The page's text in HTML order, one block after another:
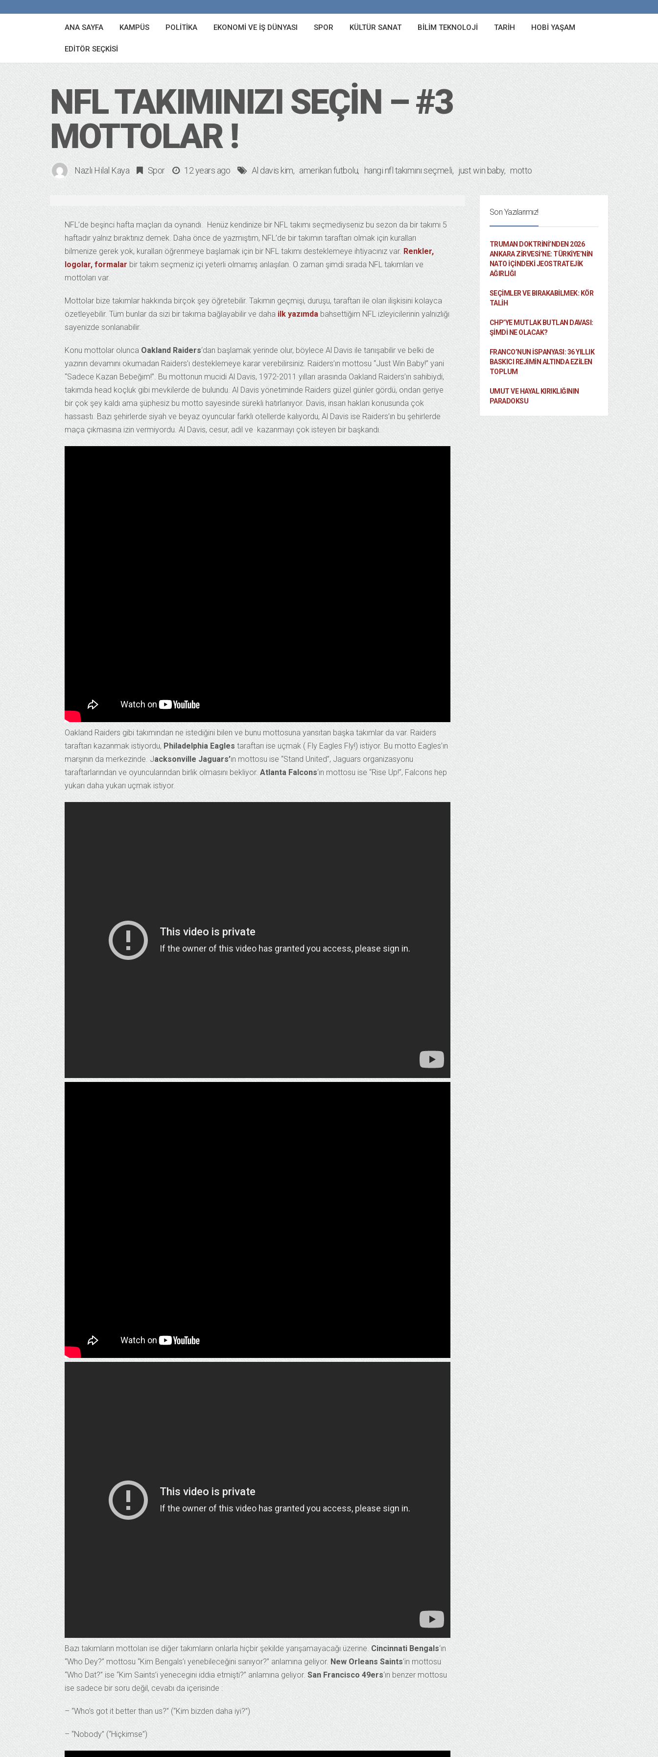
ANA SAYFA KAMPÜS POLITIKA EKONOMI VE İŞ DÜNYASI SPOR KÜLTÜR SANAT BILIM TEKNOLOJI TARIH HOBI YAŞAM
EDITÖR SEÇKISI
NFL TAKIMINIZI SEÇIN – #3
MOTTOLAR !
Nazlı Hilal Kaya Spor 12 years ago Al davis kim amerikan futbolu hangi nfl takımını seçmeli just win baby motto
NFL’de beşinci hafta maçları da oynandı. Henüz kendinize bir NFL takımı seçmediyseniz bu sezon da bir takımı 5
haftadır yalnız bıraktınız demek. Daha önce de yazmıştım, NFL’de bir takımın taraftarı olmak için kuralları
bilmenize gerek yok, kuralları öğrenmeye başlamak için bir NFL takımı desteklemeye ihtiyacınız var. Renkler,
logolar, formalar bir takım seçmeniz içi yeterli olmamış anlaşılan. O zaman şimdi sırada NFL takımları ve
mottoları var.
Mottolar bize takımlar hakkında birçok şey öğretebilir. Takımın geçmişi, duruşu, taraftarı ile olan ilişkisini kolayca
özetleyebilir. Tüm bunlar da sizi bir takıma bağlayabilir ve daha ilk yazımdabahsettiğim NFL izleyicilerinin yalnızlığı
sayenizde sonlanabilir.
Konu mottolar olunca Oakland Raiders‘dan başlamak yerinde olur, böylece Al Davis ile tanışabilir ve belki de
yazının devamını okumadan Raiders’ı desteklemeye karar verebilirsiniz. Raiders’ın mottosu “Just Win Baby!” yani
“Sadece Kazan Bebeğim!”. Bu mottonun mucidi Al Davis, 1972-2011 yılları arasında Oakland Raiders’ın sahibiydi,
takımda head koçluk gibi mevkilerde de bulundu. Al Davis yönetiminde Raiders güzel günler gördü, ondan geriye
bir çok şey kaldı ama şüphesiz bu motto sayesinde sürekli hatırlanıyor. Davis, insan hakları konusunda çok
hassastı. Bazı şehirlerde siyah ve beyaz oyuncular farklı otellerde kalıyordu, Al Davis ise Raiders’ın bu şehirlerde
maça çıkmasına izin vermiyordu. Al Davis, cesur, adil ve kazanmayı çok isteyen bir başkandı.
Oakland Raiders gibi takımından ne istediğini bilen ve bunu mottosuna yansıtan başka takımlar da var. Raiders
taraftarı kazanmak istiyordu, Philadelphia Eagles taraftarı ise uçmak ( Fly Eagles Fly!) istiyor. Bu motto Eagles’ın
marşının da merkezinde. Jacksonville Jaguars’ın mottosu ise “Stand United”, Jaguars organizasyonu
taraftarlarından ve oyuncularından birlik olmasını bekliyor. Atlanta Falcons‘ın mottosu ise “Rise Up!”, Falcons hep
yukarı daha yukarı uçmak istiyor.
Bazı takımların mottoları ise diğer takımların onlarla hiçbir şekilde yarışamayacağı üzerine. Cincinnati Bengals‘ın
“Who Dey?” mottosu “Kim Bengals’ı yenebileceğini sanıyor?” anlamına geliyor. New Orleans Saints‘in mottosu
“Who Dat?” ise “Kim Saints’i yenecegini iddia etmişti?” anlamına geliyor. San Francisco 49ers‘ın benzer mottosu
ise sadece bir soru değil, cevabı da içerisinde :
– “Who’s got it better than us?” (“Kim bizden daha iyi?”)
– “Nobody” (“Hiçkimse”)
Son Yazılarımız!
TRUMAN DOKTRINI’NDEN 2026
ANKARA ZIRVESI’NE: TÜRKIYE’NIN
NATO İÇINDEKI JEOSTRATEJIK
AĞIRLIĞI
SEÇIMLER VE BIRAKABILMEK: KÖR
TALIH
CHP’YE MUTLAK BUTLAN DAVASI:
ŞİMDİ NE OLACAK?
FRANCO’NUN İSPANYASI: 36 YILLIK
BASKICI REJIMIN ALTINDA EZILEN
TOPLUM
UMUT VE HAYAL KIRIKLIĞININ
PARADOKSU